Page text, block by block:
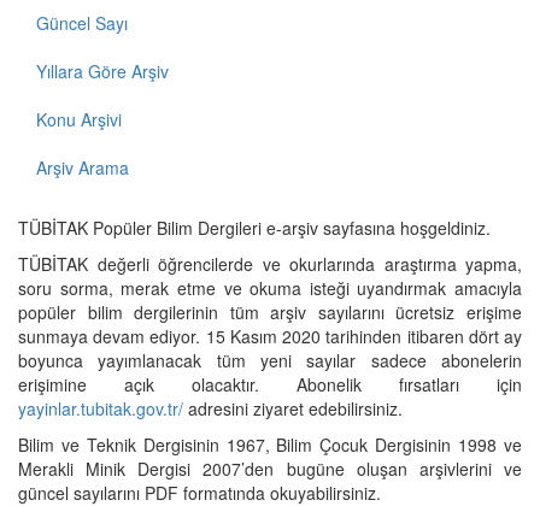
Güncel Sayı
Yıllara Göre Arşiv
Konu Arşivi
Arşiv Arama
TÜBİTAK Popüler Bilim Dergileri e-arşiv sayfasına hoşgeldiniz.
TÜBİTAK değerli öğrencilerde ve okurlarında araştırma yapma,
soru sorma, merak etme ve okuma isteği uyandırmak amacıyla
popüler bilim dergilerinin tüm arşiv sayılarını ücretsiz erişime
sunmaya devam ediyor. 15 Kasım 2020 tarihinden itibaren dört ay
boyunca yayımlanacak tüm yeni sayılar sadece abonelerin
erişimine açık olacaktır. Abonelik fırsatları için
yayinlar.tubitak.gov.tr/ adresini ziyaret edebilirsiniz.
Bilim ve Teknik Dergisinin 1967, Bilim Çocuk Dergisinin 1998 ve
Merakli Minik Dergisi 2007’den bugüne oluşan arşivlerini ve
güncel sayılarını PDF formatında okuyabilirsiniz.